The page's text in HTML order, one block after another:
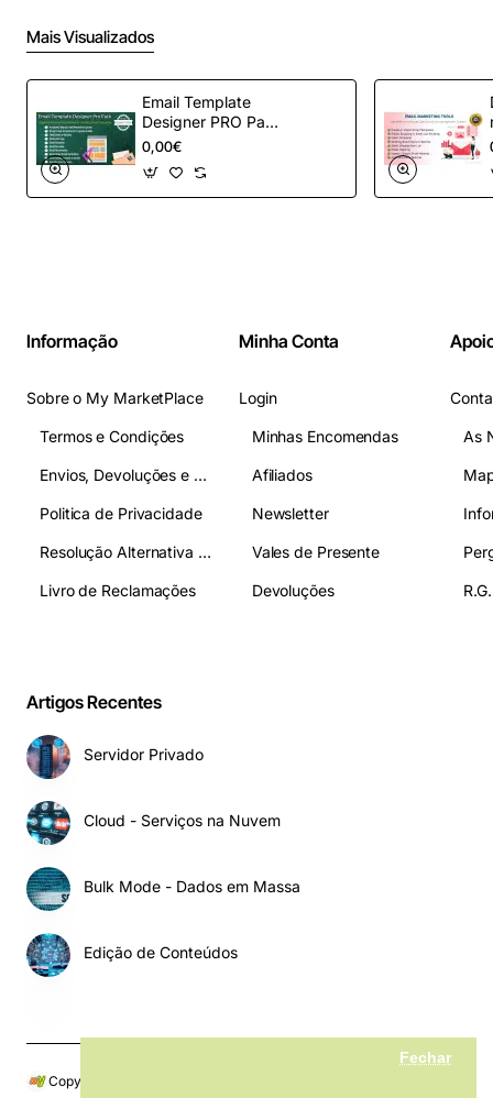
Fechar
Mais Visualizados
Email Template
Designer PRO Pack
– Automação de e-
mail definitiva para
OpenCart
0,00€
Informação
Sobre o My MarketPlace
Termos e Condições
Envios, Devoluções e Pagamentos
Politica de Privacidade
Resolução Alternativa de Litígios
Livro de Reclamações
Minha Conta
Login
Minhas Encomendas
Afiliados
Newsletter
Vales de Presente
Devoluções
As
Artigos Recentes
Servidor Privado
Cloud - Serviços na Nuvem
Bulk Mode - Dados em Massa
Edição de Conteúdos
Copyright © 2024, My MarketPlace, Todos os Direitos Reservados